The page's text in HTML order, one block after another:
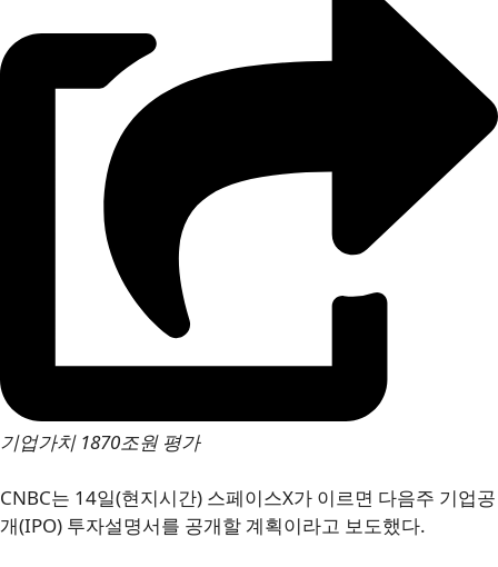
기업가치 1870조원 평가
CNBC는 14일(현지시간) 스페이스X가 이르면 다음주 기업공
개(IPO) 투자설명서를 공개할 계획이라고 보도했다.